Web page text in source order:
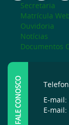
Secretaria
Matrícula
Ouvidoria
Notícias
Documentos
FALE CONOSCO
E-
E-